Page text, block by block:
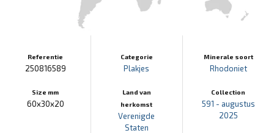
Referentie
250816589
Size mm
60x30x20
Categorie
Plakjes
Land van
herkomst
Verenigde
Staten
Minerale soort
Rhodoniet
Collection
591 - augustus
2025